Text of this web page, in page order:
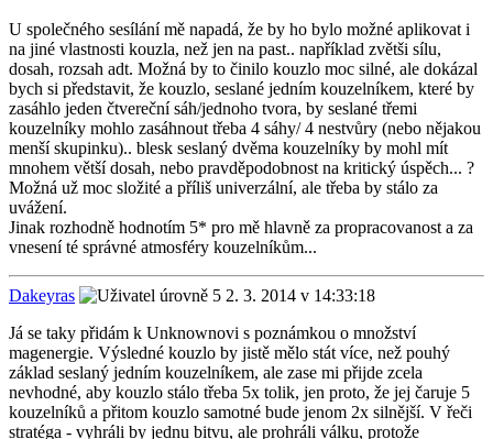
U společného sesílání mě napadá, že by ho bylo možné aplikovat i
na jiné vlastnosti kouzla, než jen na past.. například zvětši sílu,
dosah, rozsah adt. Možná by to činilo kouzlo moc silné, ale dokázal
bych si představit, že kouzlo, seslané jedním kouzelníkem, které by
zasáhlo jeden čtvereční sáh/jednoho tvora, by seslané třemi
kouzelníky mohlo zasáhnout třeba 4 sáhy/ 4 nestvůry (nebo nějakou
menší skupinku).. blesk seslaný dvěma kouzelníky by mohl mít
mnohem větší dosah, nebo pravděpodobnost na kritický úspěch... ?
Možná už moc složité a příliš univerzální, ale třeba by stálo za
uvážení.
Jinak rozhodně hodnotím 5* pro mě hlavně za propracovanost a za
vnesení té správné atmosféry kouzelníkům...
Dakeyras
2. 3. 2014 v 14:33:18
Já se taky přidám k Unknownovi s poznámkou o množství
magenergie. Výsledné kouzlo by jistě mělo stát více, než pouhý
základ seslaný jedním kouzelníkem, ale zase mi přijde zcela
nevhodné, aby kouzlo stálo třeba 5x tolik, jen proto, že jej čaruje 5
kouzelníků a přitom kouzlo samotné bude jenom 2x silnější. V řeči
stratéga - vyhráli by jednu bitvu, ale prohráli válku, protože